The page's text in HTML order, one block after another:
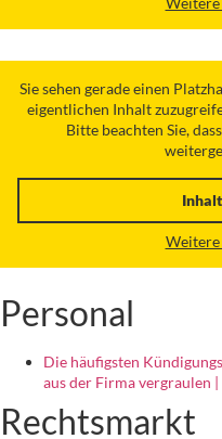
Sie sehen gerade einen
eigentlichen Inhalt
Bitte beachten Sie,
Personal
Die häufigsten
aus der Firma vergraulen
Rechtsmarkt